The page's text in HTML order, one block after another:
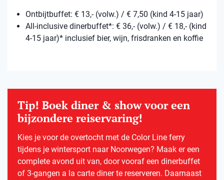
Ontbijtbuffet: € 13,- (volw.) / € 7,50 (kind 4-15 jaar)
All-inclusive dinerbuffet*: € 36,- (volw.) / € 18,- (kind
4-15 jaar)* inclusief bier, wijn, frisdranken en koffie
Tip! Boek diner & show voor een
bijzondere reiservaring!
Kies je voor de overtocht met de Color Line ferry
tijdens je wintersport naar Noorwegen? Maak er een
complete avond uit van, door vooraf een dinerbuffet
of 3-gangen a la carte diner te reserveren. Daarnaast